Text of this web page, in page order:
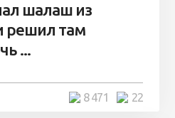
шалаш из
решил там
...
22
8 471